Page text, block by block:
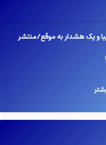
و یک هشدار به موقع/منتشر